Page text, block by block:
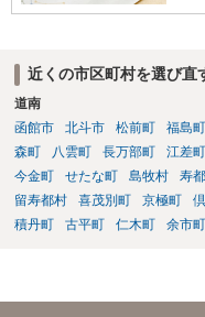
近くの市区町村を選び直
道南
函館市
北斗市 松前町 福島町
森町
八雲町 長万部町 江差町
今金町
せたな町 島牧村 寿
留寿都村
喜茂別町 京極町
積丹町
古平町 仁木町 余市町